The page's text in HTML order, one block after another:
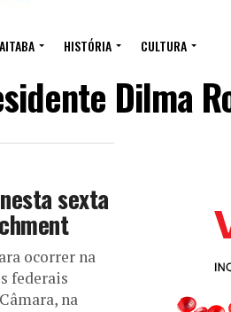
HISTÓRIA CULTURA
Dilma
sexta
ocorrer na
federais
na